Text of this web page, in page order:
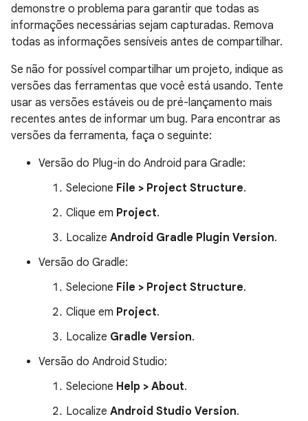
demonstre o problema para garantir que todas as
informações necessárias sejam capturadas. Remova
todas as informações sensíveis antes de compartilhar.
Se não for possível compartilhar um projeto, indique as
versões das ferramentas que você está usando. Tente
usar as versões estáveis ou de pré-lançamento mais
recentes antes de informar um bug. Para encontrar as
versões da ferramenta, faça o seguinte:
Versão do Plug-in do Android para Gradle:
Selecione File > Project Structure.
Clique em Project.
Localize Android Gradle Plugin Version.
Versão do Gradle:
Selecione File > Project Structure.
Clique em Project.
Localize Gradle Version.
Versão do Android Studio:
Selecione Help > About.
Localize Android Studio Version.